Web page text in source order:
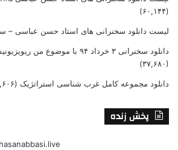
(۶۰,۱۴۴)
لیست دانلود سخنرانی های استاد حسن عباسی – سال
دانلود سخنرانی ۳ خرداد ۹۴ با موضوع من ریویزیونیست‌ام، پس هستم!
(۳۷,۶۸۰)
دانلود مجموعه کامل غرب شناسی استراتژیک (۲۷,۶۰۶)
پخش زنده